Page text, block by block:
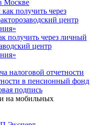
Москве
получить через личный
центр
налоговой отчетности
в пенсионный фонд
подпись
на мобильных